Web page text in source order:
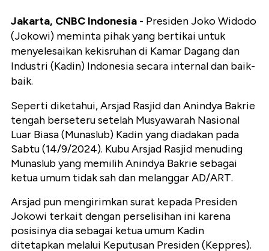
Jakarta, CNBC Indonesia - Presiden Joko Widodo
(Jokowi) meminta pihak yang bertikai untuk
menyelesaikan kekisruhan di Kamar Dagang dan
Industri (Kadin) Indonesia secara internal dan baik-
baik.
Seperti diketahui, Arsjad Rasjid dan Anindya Bakrie
tengah berseteru setelah Musyawarah Nasional
Luar Biasa (Munaslub) Kadin yang diadakan pada
Sabtu (14/9/2024). Kubu Arsjad Rasjid menuding
Munaslub yang memilih Anindya Bakrie sebagai
ketua umum tidak sah dan melanggar AD/ART.
Arsjad pun mengirimkan surat kepada Presiden
Jokowi terkait dengan perselisihan ini karena
posisinya dia sebagai ketua umum Kadin
ditetapkan melalui Keputusan Presiden (Keppres).